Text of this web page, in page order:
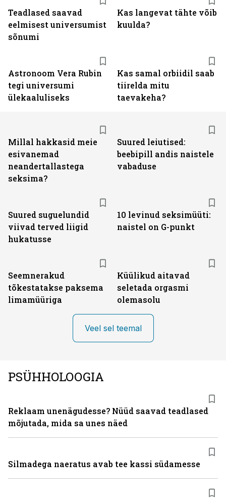
Teadlased saavad
eelmisest universumist
sõnumi
Kas langevat tähte võib
kuulda?
Astronoom Vera Rubin
tegi universumi
ülekaaluliseks
Kas samal orbiidil saab
tiirelda mitu
taevakeha?
Millal hakkasid meie
esivanemad
neandertallastega
seksima?
Suured leiutised:
beebipill andis naistele
vabaduse
Suured suguelundid
viivad terved liigid
hukatusse
10 levinud seksimüüti:
naistel on G-punkt
Seemnerakud
tõkestatakse paksema
limamüüriga
Küülikud aitavad
seletada orgasmi
olemasolu
Veel sel teemal
PSÜHHOLOOGIA
Reklaam unenägudesse? Nüüd saavad teadlased
mõjutada, mida sa unes näed
Silmadega naeratus avab tee kassi südamesse